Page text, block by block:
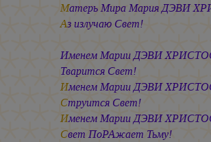
Матерь МираМария ДЭВИ
Аз излучаю Свет!
ИменемМарии ДЭВИ
Тварится Свет!
ИменемМарии ДЭВИ
Струится Свет!
ИменемМарии ДЭВИ
Свет ПоРАжает Тьму!